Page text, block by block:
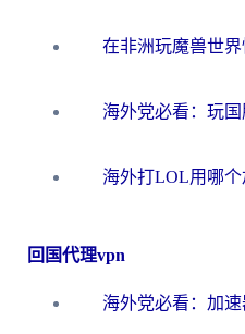
回国代理vpn